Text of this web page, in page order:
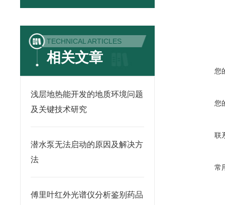
TECHNICAL ARTICLES
相关文章
浅层地热能开发的地质环境问题
及关键技术研究
潜水泵无法启动的原因及解决方
法
傅里叶红外光谱仪分析鉴别药品
您
您
联
常